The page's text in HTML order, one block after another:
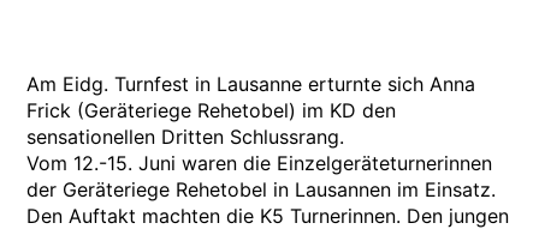
Am Eidg. Turnfest in Lausanne erturnte sich Anna
Frick (Geräteriege Rehetobel) im KD den
sensationellen Dritten Schlussrang.
Vom 12.-15. Juni waren die Einzelgeräteturnerinnen
der Geräteriege Rehetobel in Lausannen im Einsatz.
Den Auftakt machten die K5 Turnerinnen. Den jungen